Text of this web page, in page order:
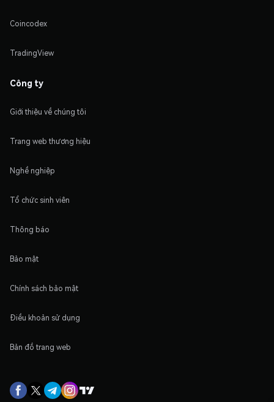
Coincodex
TradingView
Công ty
Giới thiệu về chúng tôi
Trang web thương hiệu
Nghề nghiệp
Tổ chức sinh viên
Thông báo
Bảo mật
Chính sách bảo mật
Điều khoản sử dụng
Bản đồ trang web